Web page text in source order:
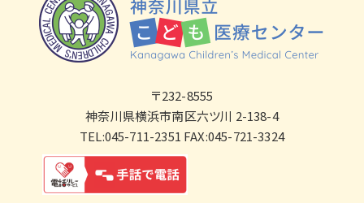
〒232-8555
神奈川県横浜市南区六ツ川 2-138-4
TEL:045-711-2351 FAX:045-721-3324